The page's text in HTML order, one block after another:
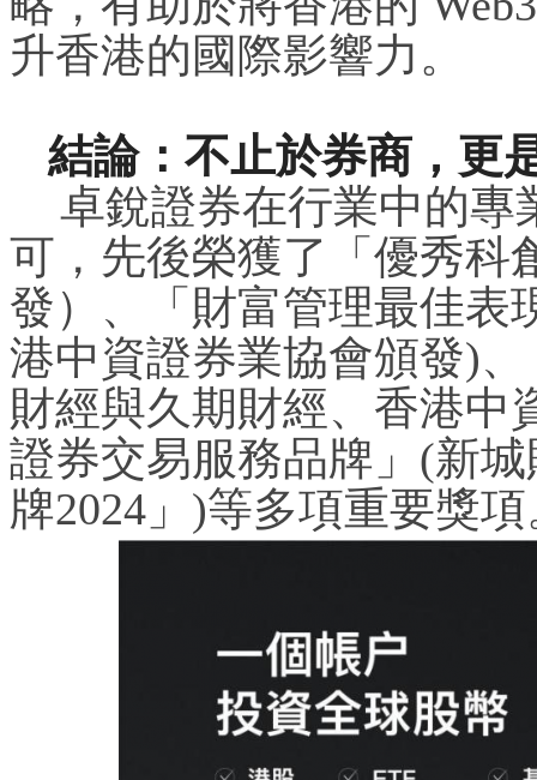
升香港的國際影響力。
結論：不止於券商，更
卓銳證券在行業中的專
可，先後榮獲了「優秀科
發）、「財富管理最佳表
港中資證券業協會頒發)
財經與久期財經、香港中
證券交易服務品牌」(新
牌2024」)等多項重要獎